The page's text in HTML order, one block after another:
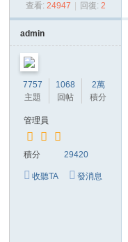
送
茶
查看: 24947 回復: 2
admin
7757
主題
1068
回帖
2萬
積分
管理員
積分 29420
收聽TA 發消息